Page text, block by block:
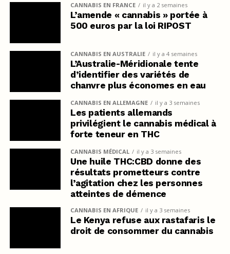
CANNABIS EN FRANCE il y a 2 semaines
L’amende « cannabis » portée à
500 euros par la loi RIPOST
CANNABIS EN AUSTRALIE il y a 4 semaines
L’Australie-Méridionale tente
d’identifier des variétés de
chanvre plus économes en eau
CANNABIS EN ALLEMAGNE il y a 3 semaines
Les patients allemands
privilégient le cannabis médical à
forte teneur en THC
CANNABIS MÉDICAL il y a 3 semaines
Une huile THC:CBD donne des
résultats prometteurs contre
l’agitation chez les personnes
atteintes de démence
CANNABIS EN AFRIQUE il y a 3 semaines
Le Kenya refuse aux rastafaris le
droit de consommer du cannabis